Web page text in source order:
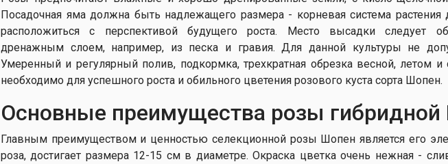
Посадочная яма должна быть надлежащего размера - корневая система
расположиться с перспективой будущего роста. Место высадки следует
дренажным слоем, например, из песка и гравия. Для данной культуры не
Умеренный и регулярный полив, подкормка, трехкратная обрезка весной, летом
необходимо для успешного роста и обильного цветения розового куста сорта Шопен.
Основные преимущества розы
Главным преимуществом и ценностью селекционной розы Шопен является его
роза, достигает размера 12-15 см в диаметре. Окраска цветка очень нежная -